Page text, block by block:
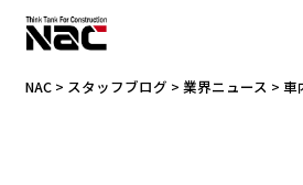
NAC> スタッフブログ > 業界ニュース > 車